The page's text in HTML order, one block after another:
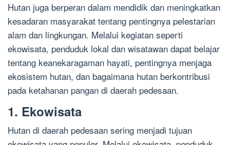
Hutan juga berperan dalam mendidik dan meningkatkan
kesadaran masyarakat tentang pentingnya pelestarian
alam dan lingkungan. Melalui kegiatan seperti
ekowisata, penduduk lokal dan wisatawan dapat belajar
tentang keanekaragaman hayati, pentingnya menjaga
ekosistem hutan, dan bagaimana hutan berkontribusi
pada ketahanan pangan di daerah pedesaan.
1. Ekowisata
Hutan di daerah pedesaan sering menjadi tujuan